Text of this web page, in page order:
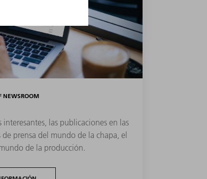
NEWSROOM
las publicaciones en las
prensa del mundo de la chapa, el
de la producción.